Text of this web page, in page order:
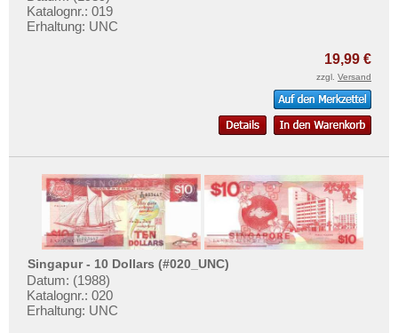
Katalognr.: 019
Erhaltung: UNC
19,99 €
zzgl. Versand
Singapur - 10 Dollars (#020_UNC)
Datum: (1988)
Katalognr.: 020
Erhaltung: UNC